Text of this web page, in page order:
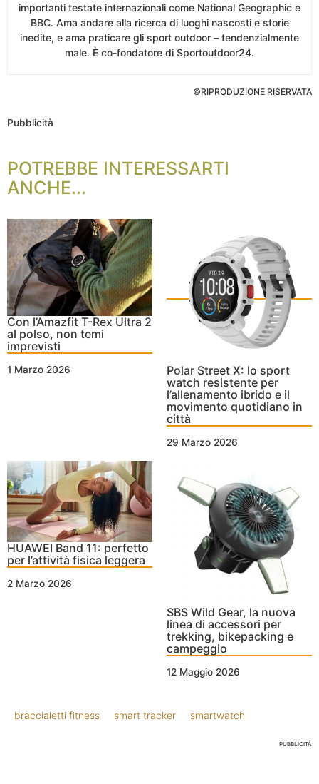
importanti testate internazionali come National Geographic e
BBC. Ama andare alla ricerca di luoghi nascosti e storie
inedite, e ama praticare gli sport outdoor – tendenzialmente
male. È co-fondatore di Sportoutdoor24.
©RIPRODUZIONE RISERVATA
Pubblicità
POTREBBE INTERESSARTI
ANCHE...
Con l’Amazfit T-Rex Ultra 2
al polso, non temi
imprevisti
1 Marzo 2026
Polar Street X: lo sport
watch resistente per
l’allenamento ibrido e il
movimento quotidiano in
città
29 Marzo 2026
HUAWEI Band 11: perfetto
per l’attività fisica leggera
2 Marzo 2026
SBS Wild Gear, la nuova
linea di accessori per
trekking, bikepacking e
campeggio
12 Maggio 2026
braccialetti fitness smart tracker smartwatch
PUBBLICITÀ